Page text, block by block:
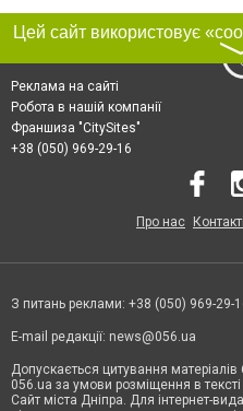
Реклама на сайті
Робота в нашій компанії
Франшиза "CitySites"
+38 (050) 969-29-16
Про нас
З питань реклами: +38 (050) 969-29-
E-mail редакції: news@056.ua
Допускається цитування
056.ua за умови розміщення в
Сайт міста Дніпра. Для інтернет-